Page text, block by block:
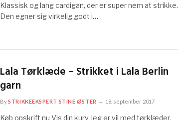
Klassisk og lang cardigan, der er super nem at strikke.
Den egner sig virkelig godt i…
Lala Tørklæde – Strikket i Lala Berlin
garn
BySTRIKKEEKSPERT STINE ØSTER 18. september 2017
Køb opskrift nu Vis din kurv Jeg er vil med tørklæder.